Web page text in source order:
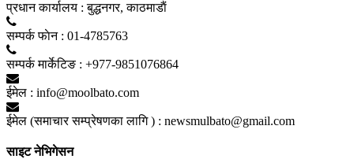
प्रधान कार्यालय : बुद्धनगर, काठमाडाैं
सम्पर्क फाेन : 01-4785763
सम्पर्क मार्केटिङ : +977-9851076864
ईमेल : info@moolbato.com
ईमेल (समाचार सम्प्रेषणका लागि ) : newsmulbato@gmail.com
साइट नेभिगेसन